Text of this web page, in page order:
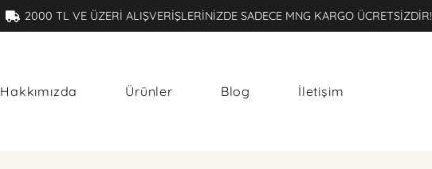
2000 TL VE ÜZERİ ALIŞVERİŞLERİNİZDE SADECE MNG KARGO ÜCRETSİZDİR!
Hakkımızda Ürünler Blog İletişim